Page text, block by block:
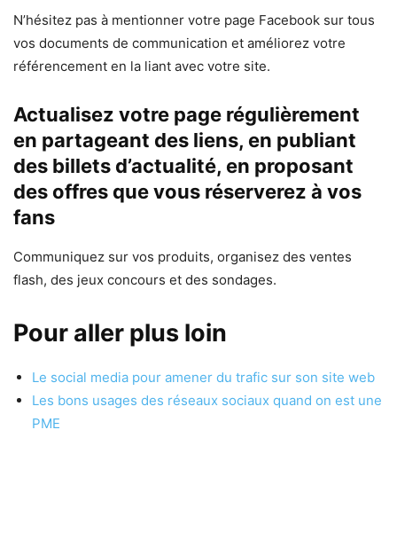
N’hésitez pas à mentionner votre page Facebook sur tous
vos documents de communication et améliorez votre
référencement en la liant avec votre site.
Actualisez votre page régulièrement
en partageant des liens, en publiant
des billets d’actualité, en proposant
des offres que vous réserverez à vos
fans
Communiquez sur vos produits, organisez des ventes
flash, des jeux concours et des sondages.
Pour aller plus loin
Le social media pour amener du trafic sur son site web
Les bons usages des réseaux sociaux quand on est une
PME